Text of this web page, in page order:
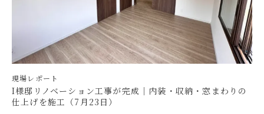
現場レポート
I様邸リノベーション工事が完成｜内装・収納・窓まわりの
仕上げを施工（7月23日）